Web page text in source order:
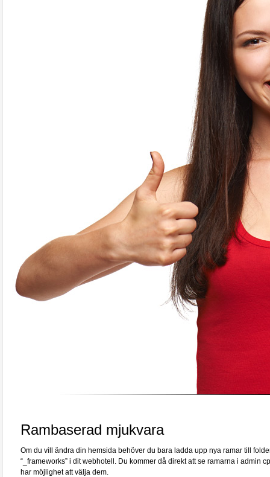
Rambaserad mjukvara
Om du vill ändra din hemsida behöver du bara ladda upp nya ramar till
“_frameworks” i dit webhotell. Du kommer då direkt att se ramarna i admin
har möjlighet att välja dem.